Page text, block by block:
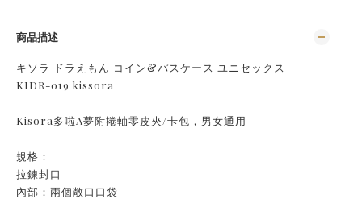
商品描述
キソラ ドラえもん コイン&パスケース ユニセックス
KIDR-019 kissora
Kisora多啦A夢附捲軸零皮夾/卡包，男女通用
規格：
拉鍊封口
內部：兩個敞口口袋